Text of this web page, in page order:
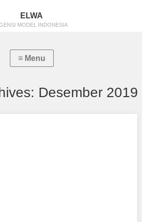
ELWA
MODEL INDONESIA
Desember 2019